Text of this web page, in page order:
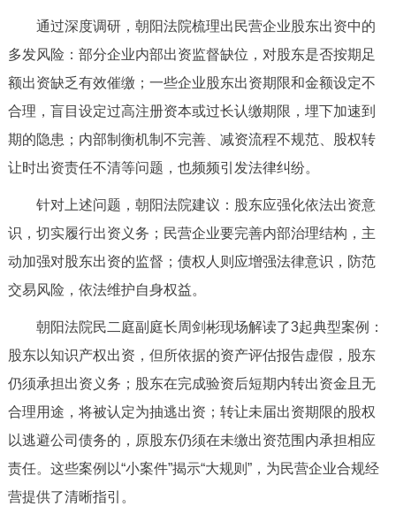
北京概况 十六区概览 人文北京
绿色北京 图说北京 视频北京
多语种
한국어
ESPAÑOL العربية
ITALIANO
回到顶部
通过深度调研，朝阳法院梳理出民营企业股东出资中的
多发风险：部分企业内部出资监督缺位，对股东是否按期足
额出资缺乏有效催缴；一些企业股东出资期限和金额设定不
合理，盲目设定过高注册资本或过长认缴期限，埋下加速到
期的隐患；内部制衡机制不完善、减资流程不规范、股权转
让时出资责任不清等问题，也频频引发法律纠纷。
针对上述问题，朝阳法院建议：股东应强化依法出资意
识，切实履行出资义务；民营企业要完善内部治理结构，主
动加强对股东出资的监督；债权人则应增强法律意识，防范
交易风险，依法维护自身权益。
朝阳法院民二庭副庭长周剑彬现场解读了3起典型案例：
股东以知识产权出资，但所依据的资产评估报告虚假，股东
仍须承担出资义务；股东在完成验资后短期内转出资金且无
合理用途，将被认定为抽逃出资；转让未届出资期限的股权
以逃避公司债务的，原股东仍须在未缴出资范围内承担相应
责任。这些案例以“小案件”揭示“大规则”，为民营企业合规经
营提供了清晰指引。